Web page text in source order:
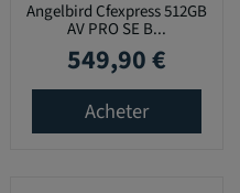
Angelbird Cfexpress 512GB
AV PRO SE B...
Prix
549,90 €
Acheter